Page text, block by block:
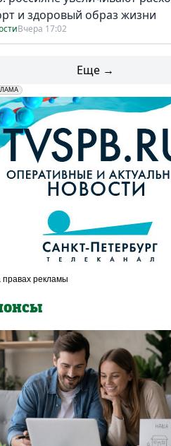
и здоровый образ жизни
Вчера 17:02
Еще →
LdtCK5udnИНН: 7841320717